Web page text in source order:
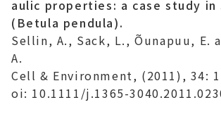
aulic properties: a case study in
(Betula pendula).
Sellin, A., Sack, L., Õunapuu, E.
A.
Cell & Environment, (2011), 34:
oi: 10.1111/j.1365-